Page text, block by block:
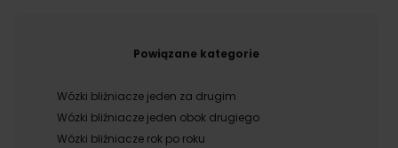
Powiązane kategorie
Wózki bliźniacze jeden za drugim
Wózki bliźniacze jeden obok drugiego
Wózki bliźniacze rok po roku